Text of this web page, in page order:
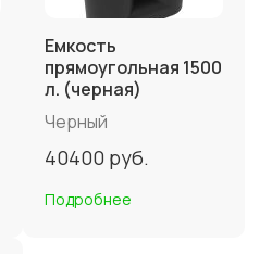
Емкость
прямоугольная 1500
л. (черная)
Черный
40400 руб.
Подробнее